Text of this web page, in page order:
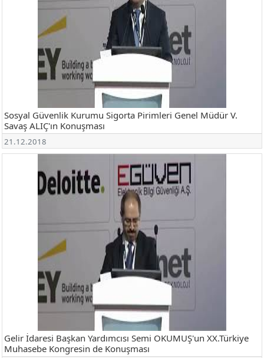
Sosyal Güvenlik Kurumu Sigorta Pirimleri Genel Müdür V.
Savaş ALIÇ'ın Konuşması
21.12.2018
Gelir İdaresi Başkan Yardımcısı Semi OKUMUŞ'un XX.Türkiye
Muhasebe Kongresin de Konuşması